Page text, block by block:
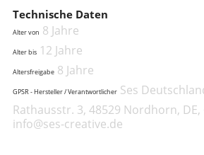
Technische Daten
Alter von 8 Jahre
Alter bis 12 Jahre
Altersfreigabe 8 Jahre
GPSR - Hersteller / Verantwortlicher Ses
Rathausstr. 3, 48529 Nordhorn, DE,
info@ses-creative.de